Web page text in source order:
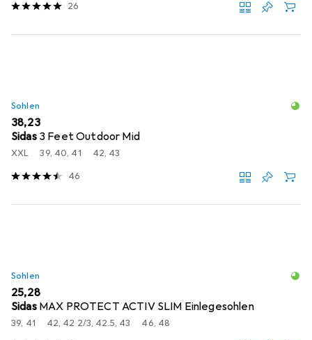
26
Sohlen
EUR
38,23
Sidas 3 Feet Outdoor Mid
XXL 39, 40, 41 42, 43
46
Sohlen
EUR
25,28
Sidas MAX PROTECT ACTIV SLIM Einlegesohlen
39, 41 42, 42 2/3, 42.5, 43 46, 48